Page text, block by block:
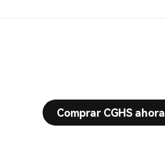
Comprar CGHS ahora